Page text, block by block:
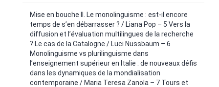
Mise en bouche II. Le monolinguisme : est-il encore
temps de s’en débarrasser ? / Liana Pop – 5 Vers la
diffusion et l’évaluation multilingues de la recherche
? Le cas de la Catalogne / Luci Nussbaum – 6
Monolinguisme vs plurilinguisme dans
l’enseignement supérieur en Italie : de nouveaux défis
dans les dynamiques de la mondialisation
contemporaine / Maria Teresa Zanola – 7 Tours et